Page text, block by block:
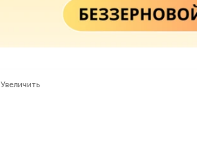
Увеличить